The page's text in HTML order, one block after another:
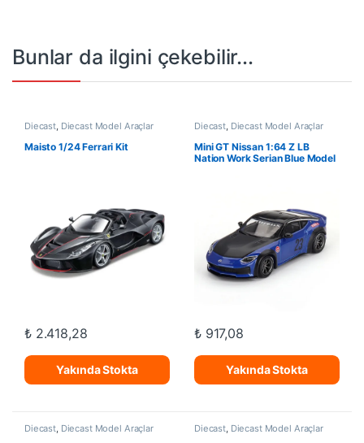
Bunlar da ilgini çekebilir...
Diecast, Diecast Model Araçlar
Maisto 1/24 Ferrari Kit
₺2.418,28
Yakında Stokta
Diecast, Diecast Model Araçlar
Mini GT Nissan 1:64 Z LB
Nation Work Serian Blue Model
₺917,08
Yakında Stokta
Diecast Diecast Model Araçlar Diecast Diecast Model Araçlar